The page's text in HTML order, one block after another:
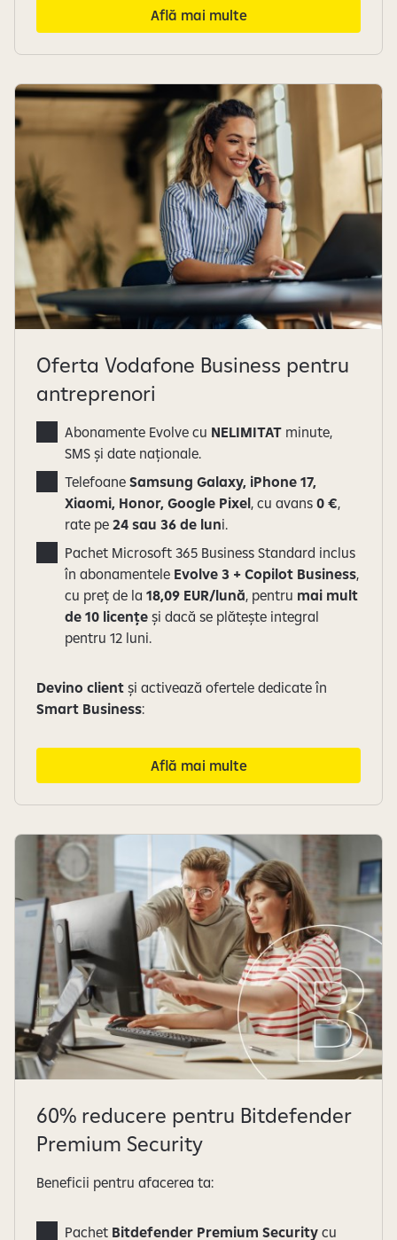
Află mai multe
Oferta Vodafone Business pentru
antreprenori
Abonamente Evolve cu NELIMITAT minute,
SMS și date naționale.
Telefoane Samsung Galaxy, iPhone 17,
Xiaomi, Honor, Google Pixel, cu avans 0 €,
rate pe 24 sau 36 de luni.
Pachet Microsoft 365 Business Standard inclus
în abonamentele Evolve 3 + Copilot Business,
cu preț de la 18,09 EUR/lună, pentru mai mult
de 10 licențe și dacă se plătește integral
pentru 12 luni.
Devino client și activează ofertele dedicate în
Smart Business:
Află mai multe
60% reducere pentru Bitdefender
Premium Security
Beneficii pentru afacerea ta:
Pachet Bitdefender Premium Security cu